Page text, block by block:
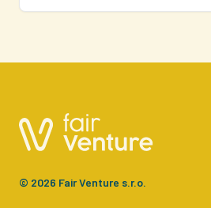
© 2026 Fair Venture s.r.o.